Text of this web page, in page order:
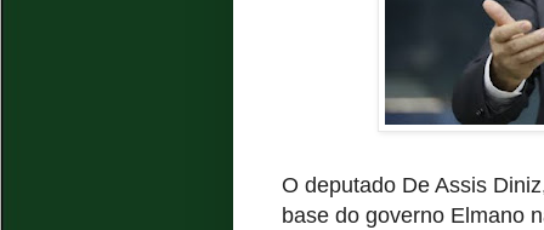
O deputado De Assis
base do governo Elmano